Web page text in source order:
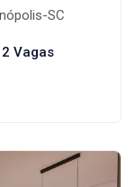
SC
2 Vagas